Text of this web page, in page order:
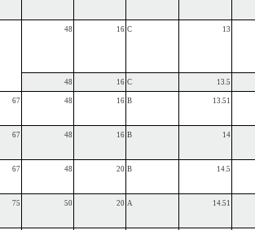
48 16 C 13
48 16 C 13.5
67 48 16 B 13.51
67 48 16 B 14
67 48 20 B 14.5
75 50 20 A 14.51